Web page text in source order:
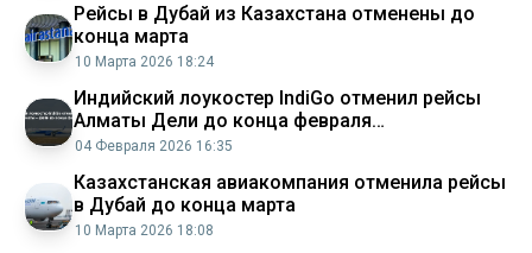
Рейсы в Дубай из Казахстана отменены до
конца марта
10 Марта 2026 18:24
Индийский лоукостер IndiGo отменил рейсы
Алматы Дели до конца февраля
Аналитический интернет журнал Власть
04 Февраля 2026 16:35
Казахстанская авиакомпания отменила рейсы
в Дубай до конца марта
10 Марта 2026 18:08